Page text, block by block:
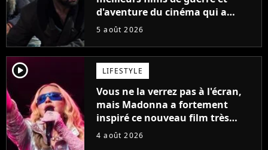
d'aventure du cinéma qui a
connu un succès retentissant à
5 août 2026
player2 LIFESTYLE
Vous ne la verrez pas à l'écran,
mais Madonna a fortement
inspiré ce nouveau film très
attendu
4 août 2026